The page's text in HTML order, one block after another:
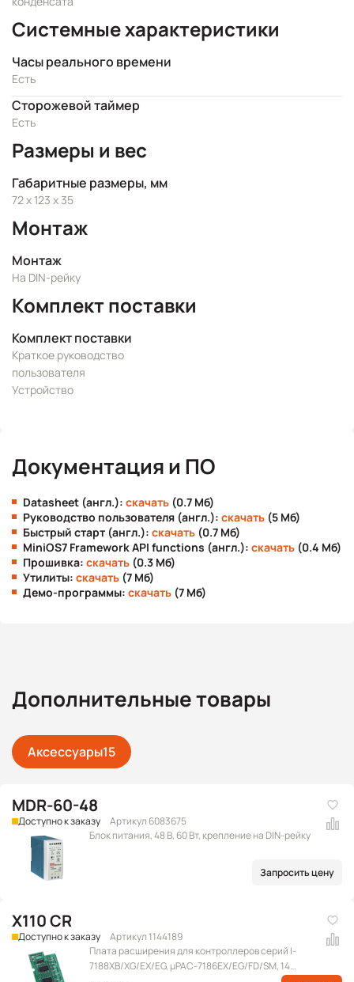
Системные характеристики
Часы реального времени
Есть
Сторожевой таймер
Есть
Размеры и вес
Габаритные размеры, мм
72 x 123 x 35
Монтаж
Монтаж
На DIN-рейку
Комплект поставки
Комплект поставки
Краткое руководство
пользователя
Устройство
Документация и ПО
Datasheet (англ.): скачать (0.7 Мб)
Руководство пользователя (англ.): скачать (5 Мб)
Быстрый старт (англ.): скачать (0.7 Мб)
MiniOS7 Framework API functions (англ.): скачать (0.4 Мб)
Прошивка: скачать (0.3 Мб)
Утилиты: скачать (7 Мб)
Демо-программы: скачать (7 Мб)
Дополнительные товары
Аксессуары15
MDR-60-48
Доступно к заказу
Артикул 6083675
Блок питания, 48 В, 60 Вт, крепление на DIN-рейку
Запросить цену
X110 CR
Доступно к заказу
Артикул 1144189
Плата расширения для контроллеров серий I-
7188XB/XG/EX/EG, μPAC-7186EX/EG/FD/SM, 14